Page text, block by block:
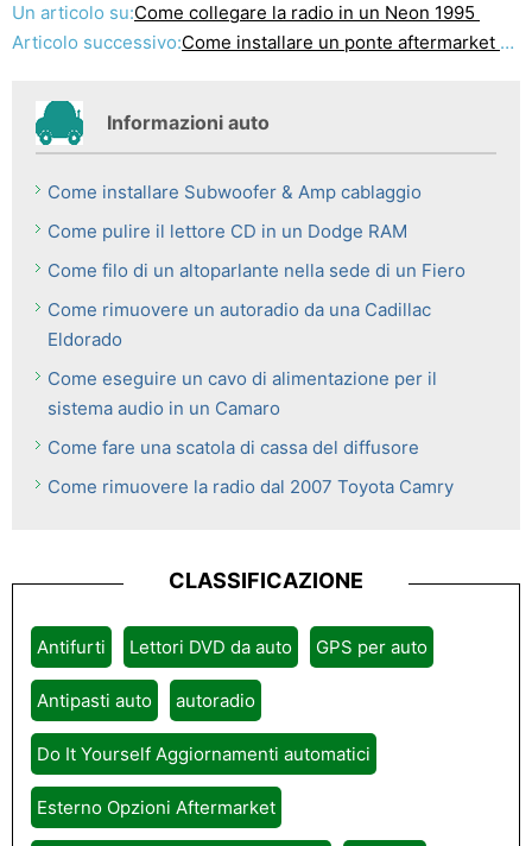
Un articolo su:Come collegare la radio in un Neon 1995
Articolo successivo:Come installare un ponte aftermarket su una BMW E46
Informazioni auto
Come installare Subwoofer & Amp cablaggio
Come pulire il lettore CD in un Dodge RAM
Come filo di un altoparlante nella sede di un Fiero
Come rimuovere un autoradio da una Cadillac
Eldorado
Come eseguire un cavo di alimentazione per il
sistema audio in un Camaro
Come fare una scatola di cassa del diffusore
Come rimuovere la radio dal 2007 Toyota Camry
CLASSIFICAZIONE
Antifurti Lettori DVD da auto GPS per auto
Antipasti auto autoradio
Do It Yourself Aggiornamenti automatici
Esterno Opzioni Aftermarket